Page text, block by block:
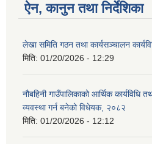
ऐन, कानुन तथा निर्देशिका
लेखा समिति गठन तथा कार्यसञ्चालन
मिति: 01/20/2026 - 12:29
नौबहिनी गाउँपालिकाको आर्थिक कार्यविधि
व्यवस्था गर्न बनेको विधेयक, २०८२
मिति: 01/20/2026 - 12:12